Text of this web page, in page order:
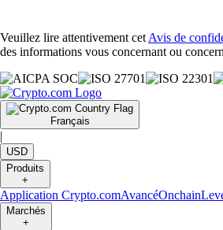
Veuillez lire attentivement cet Avis de
des informations vous concernant ou
Français
|
USD
Produits
+
Application Crypto.comAvancéOnchain
Marchés
+